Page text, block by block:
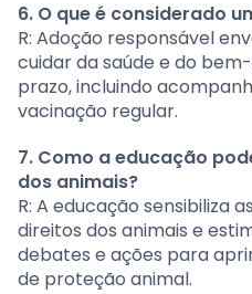
6. O que é considerado
R: Adoção responsável
cuidar da saúde e do
prazo, incluindo
vacinação regular.
7. Como a educação
dos animais?
R: A educação sensibiliza
direitos dos animais e
debates e ações para
de proteção animal.